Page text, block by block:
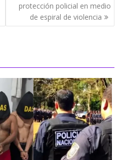
protección policial en medio
de espiral de violencia